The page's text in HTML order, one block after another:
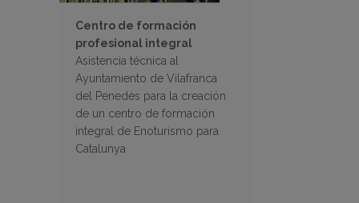
Centro de formación
profesional integral
Asistencia técnica al
Ayuntamiento de Vilafranca
del Penedès para la creación
de un centro de formación
integral de Enoturismo para
Catalunya